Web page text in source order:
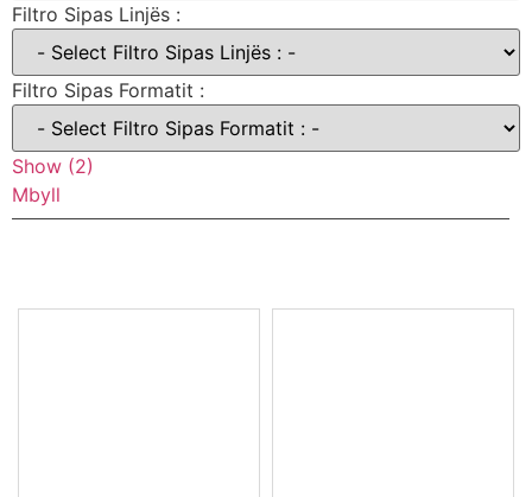
Filtro Sipas Linjës :
Filtro Sipas Formatit :
Show (2)
Mbyll